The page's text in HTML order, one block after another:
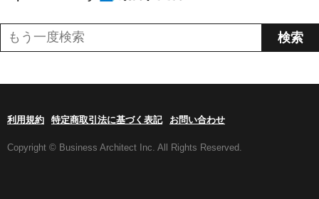
利用規約 特定商取引法に基づく表記 お問い合わせ
Copyright © Business Architect Inc. All Rights Reserved.